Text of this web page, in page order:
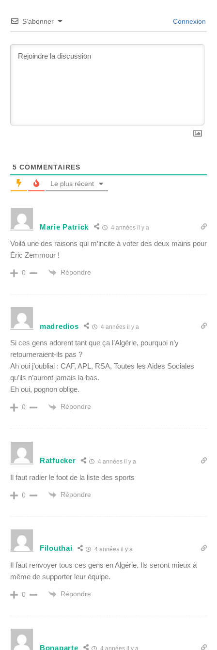
S’abonner Connexion
5 COMMENTAIRES
Le plus récent
Marie Patrick 4 années il y a
Voilà une des raisons qui m’incite à voter des deux mains pour
Éric Zemmour !
0 Répondre
madredios 4 années il y a
Si ces gens adorent tant que ça l’Algérie, pourquoi n’y
retourneraient-ils pas ?
Ah oui j’oubliai : CAF, APL, RSA, Toutes les Aides Sociales
qu’ils n’auront jamais la-bas.
Eh oui, pognon oblige.
0 Répondre
Ratfucker 4 années il y a
Il faut radier le foot de la liste des sports
0 Répondre
Filouthai 4 années il y a
Il faut renvoyer tous ces gens en Algérie. Ils seront mieux à
même de supporter leur équipe.
0 Répondre
Bonaparte 4 années il y a